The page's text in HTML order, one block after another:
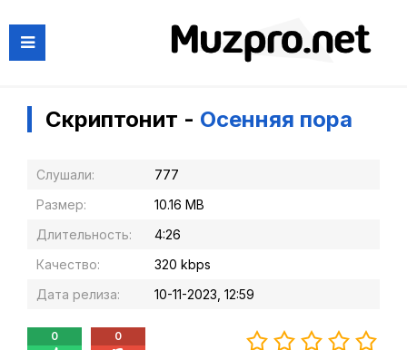
Скриптонит - Осенняя пора
Слушали:
777
Размер:
10.16 MB
Длительность:
4:26
Качество:
320 kbps
Дата релиза:
10-11-2023, 12:59
0 0